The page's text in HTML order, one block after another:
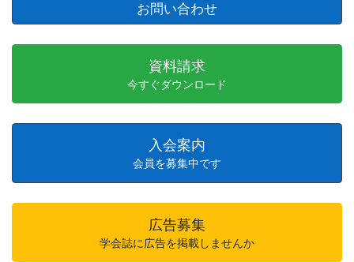
お問い合わせ
資料請求
今すぐダウンロード
入会案内
会員を募集中です
広告募集
学会誌に広告を掲載しませんか